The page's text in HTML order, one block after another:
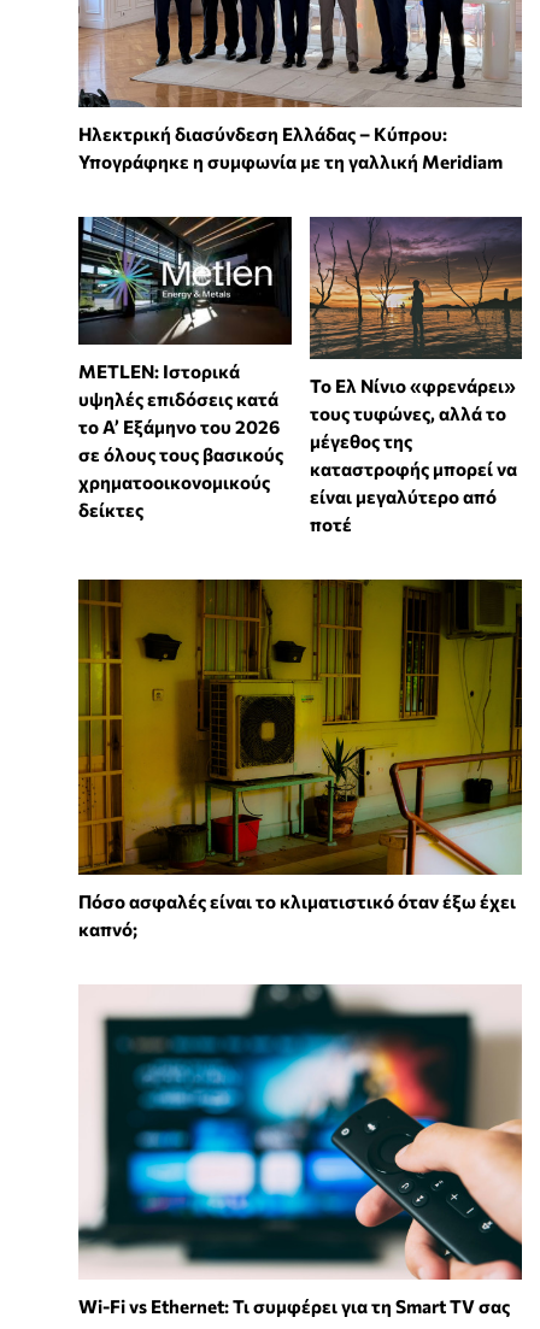
Ηλεκτρική διασύνδεση Ελλάδας – Κύπρου:
Υπογράφηκε η συμφωνία με τη γαλλική Meridiam
METLEN: Ιστορικά
υψηλές επιδόσεις κατά
το Α’ Εξάμηνο του 2026
σε όλους τους βασικούς
χρηματοοικονομικούς
δείκτες
Το Ελ Νίνιο «φρενάρει»
τους τυφώνες, αλλά το
μέγεθος της
καταστροφής μπορεί να
είναι μεγαλύτερο από
ποτέ
Πόσο ασφαλές είναι το κλιματιστικό όταν έξω έχει
καπνό;
Wi-Fi vs Ethernet: Τι συμφέρει για τη Smart TV σας